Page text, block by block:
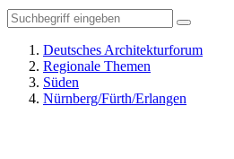
Deutsches Architekturforum
Regionale Themen
Süden
Nürnberg/Fürth/Erlangen